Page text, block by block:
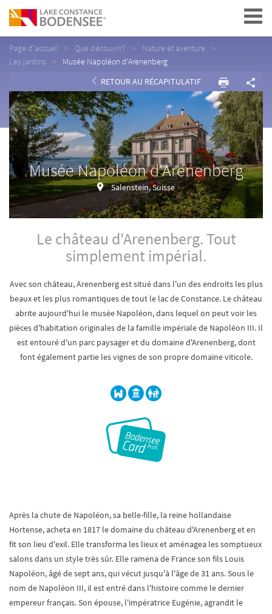
Navigation
Page d'accueil Que découvrir?
Nature et aventure
Les jardins
Musée Napoléon d'Arenenberg
RETOUR AU RÉCAPITULATIF
Musée Napoléon d'Arenenberg
Salenstein, Suisse
Le château d'Arenenberg. Tout
simplement impérial.
Avec son château, Arenenberg est situé dans l'un des endroits les plus
beaux et les plus romantiques de tout le lac de Constance. Le château
abrite aujourd'hui le musée Napoléon, dans lequel on peut voir les
pièces d'habitation originales de la famille impériale de Napoléon III. Il
est entouré d'un parc paysager et du domaine d'Arenenberg, dont
font également partie les vignes de son propre domaine viticole.
Après la chute de Napoléon, sa belle-fille, la reine hollandaise
Hortense, acheta en 1817 le domaine du château d'Arenenberg et en
fit son lieu d'exil. Elle transforma les lieux et aménagea les somptueux
salons dans un style très sûr. Elle ramena de France son fils Louis
Napoléon, âgé de sept ans, qui vécut jusqu'à l'âge de 31 ans. Sous le
nom de Napoléon III, il est entré dans l'histoire comme le dernier
empereur français. Son épouse, l'impératrice Eugénie, agrandit le